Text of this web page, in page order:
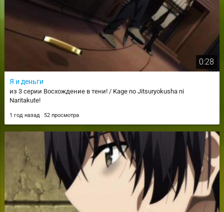
0:28
Я и деньги
из 3 серии Восхождение в тени! / Kage no Jitsuryokusha ni
Naritakute!
1 год назад 52 просмотра